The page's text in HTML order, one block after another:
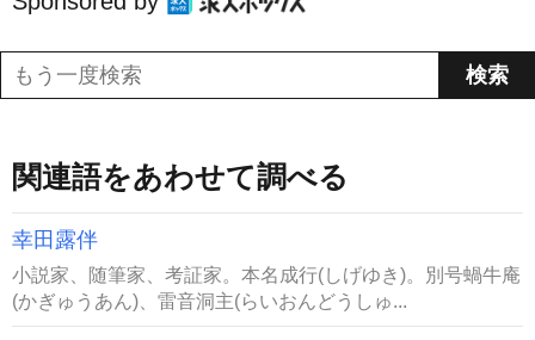
関連語をあわせて調べる
幸田露伴
小説家、随筆家、考証家。本名成行(しげゆき)。別号蝸牛庵
(かぎゅうあん)、雷音洞主(らいおんどうしゅ...